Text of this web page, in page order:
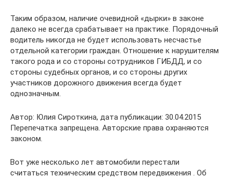
Таким образом, наличие очевидной «дырки» в законе
далеко не всегда срабатывает на практике. Порядочный
водитель никогда не будет использовать несчастье
отдельной категории граждан. Отношение к нарушителям
такого рода и со стороны сотрудников ГИБДД, и со
стороны судебных органов, и со стороны других
участников дорожного движения всегда будет
однозначным.
Автор: Юлия Сироткина, дата публикации: 30.04.2015
Перепечатка запрещена. Авторские права охраняются
законом.
Вот уже несколько лет автомобили перестали
считаться техническим средством передвижения . Об